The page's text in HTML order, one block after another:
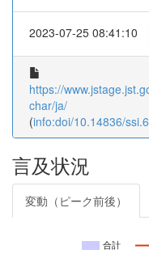
2023-07-25 08:41:10
https://
char/ja/
(info:doi/10.14836/
言及状況
変動（ピーク前後）
合計